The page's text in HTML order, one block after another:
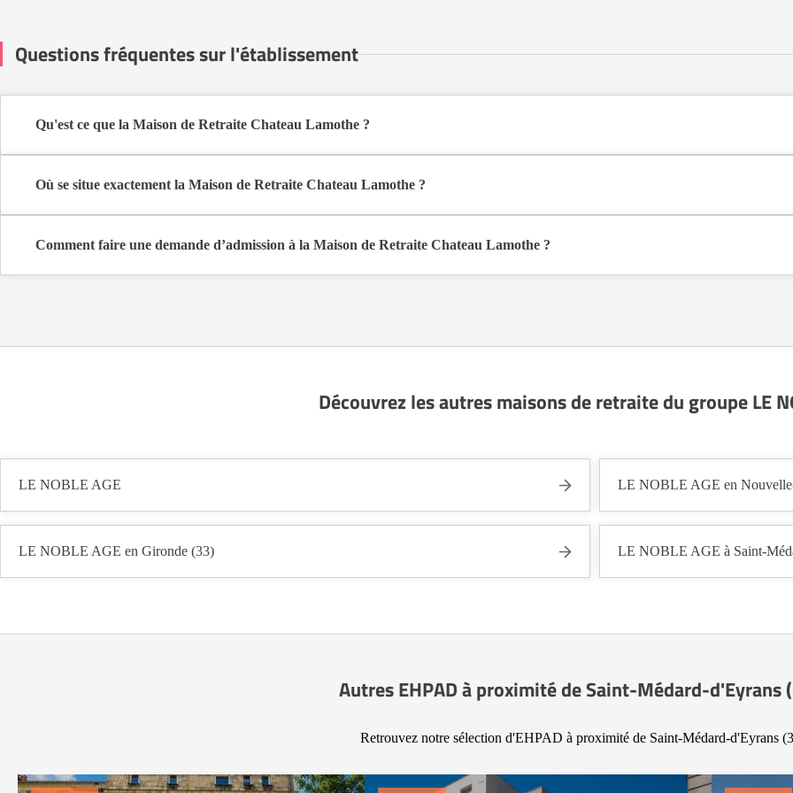
Questions fréquentes sur l'établissement
Qu'est ce que la Maison de Retraite Chateau Lamothe ?
Où se situe exactement la Maison de Retraite Chateau Lamothe ?
Comment faire une demande d’admission à la Maison de Retraite Chateau Lamothe ?
coûts et les démarches administratives nécessaires.
Découvrez les autres maisons de retraite du groupe LE
LE NOBLE AGE LE NOBLE AGE en
LE NOBLE AGE en Gironde (33) LE NOBLE AGE à Saint-
Autres EHPAD à proximité de Saint-Médard-d'Eyrans
Retrouvez notre sélection d'EHPAD à proximité de Saint-Médard-d'Eyrans